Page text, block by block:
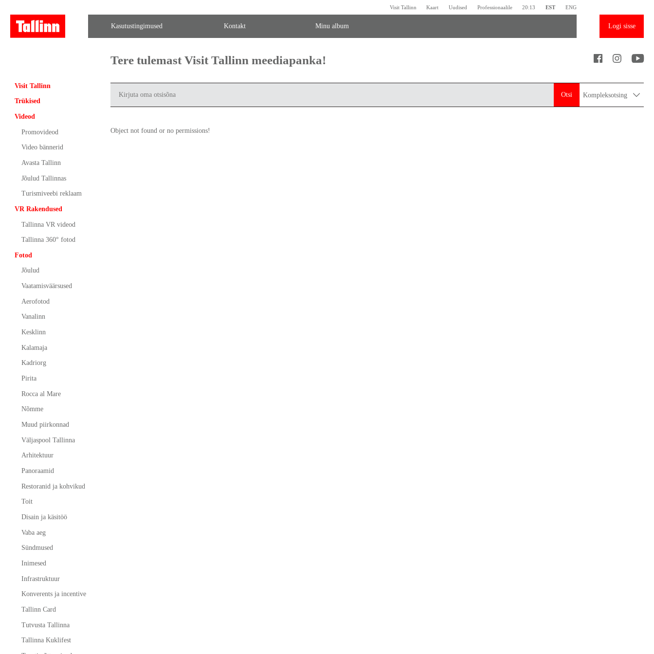
Visit Tallinn Kaart Uudised Professionaalile 20:13 EST ENG
Kasutustingimused Kontakt Minu album Logi sisse
Visit Tallinn
Trükised
Videod
Promovideod
Video bännerid
Avasta Tallinn
Jõulud Tallinnas
Turismiveebi reklaam
VR Rakendused
Tallinna VR videod
Tallinna 360° fotod
Fotod
Jõulud
Vaatamisväärsused
Aerofotod
Vanalinn
Kesklinn
Kalamaja
Kadriorg
Pirita
Rocca al Mare
Nõmme
Muud piirkonnad
Väljaspool Tallinna
Arhitektuur
Panoraamid
Restoranid ja kohvikud
Toit
Disain ja käsitöö
Vaba aeg
Sündmused
Inimesed
Infrastruktuur
Konverents ja incentive
Tallinn Card
Tutvusta Tallinna
Tallinna Kuklifest
Tere tulemast Visit Tallinn meediapanka!
Otsi Kompleksotsing
Object not found or no permissions!